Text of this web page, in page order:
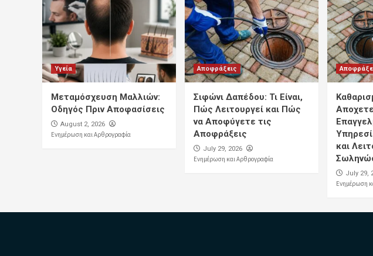
Υγεία
Μεταμόσχευση Μαλλιών:
Οδηγός Πριν Αποφασίσεις
August 2, 2026
Ενημέρωση και Αρθρογραφία
Αποφράξεις
Σιφώνι Δαπέδου: Τι Είναι,
Πώς Λειτουργεί και Πώς
να Αποφύγετε τις
Αποφράξεις
July 29, 2026
Ενημέρωση και Αρθρογραφία
και
July 29,
Ενημέρωση